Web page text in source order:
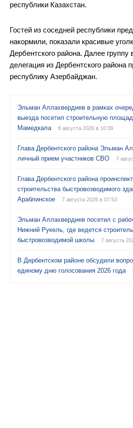
республики Казахстан.
Гостей из соседней республики
накормили, показали красивые
Дербентского района. Далее группу
делегация из Дербентского района
республику Азербайджан.
Эльман Аллахвердиев в рамках
выезда посетил строительную
Мамедкала
8 августа 2026 в 10:39
Глава Дербентского района Эльман
личный прием участников СВО
7
Глава Дербентского района
строительства быстровозводимого
Араблинское
7 августа 2026 в 07:53
Эльман Аллахвердиев посетил с
Нижний Рукель, где ведется
быстровозводимой школы
7 августа
В Дербентском районе обсудили
единому дню голосования 2026 года